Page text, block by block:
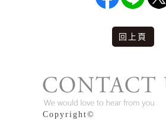
回上頁
版權說明
Copyright©